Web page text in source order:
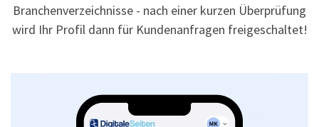
Branchenverzeichnisse - nach einer kurzen Überprüfung
wird Ihr Profil dann für Kundenanfragen freigeschaltet!